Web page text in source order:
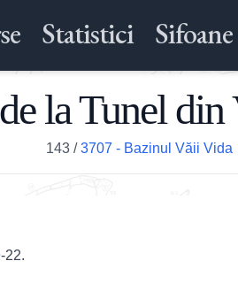
Statistici Sifoane
la Tunel
143/3707 - Bazinul Văii Vida
22.